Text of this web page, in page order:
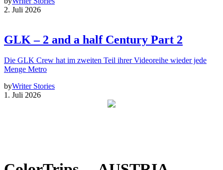
2. Juli 2026
GLK – 2 and a half Century Part 2
Die GLK Crew hat im zweiten Teil ihrer Videoreihe wieder jede
Menge Metro
byWriter Stories
1. Juli 2026